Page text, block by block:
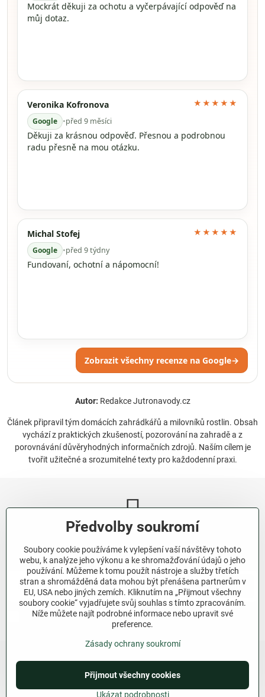
Mockrát děkuji za ochotu a vyčerpávající odpověď na
můj dotaz.
Veronika Kofronova
Google •před 9 měsíci
★★★★★
Děkuji za krásnou odpověď. Přesnou a podrobnou
radu přesně na mou otázku.
Michal Stofej
Google •před 9 týdny
★★★★★
Fundovaní, ochotní a nápomocní!
Zobrazit všechny recenze na Google→
Autor: Redakce Jutronavody.cz
Článek připravil tým domácích zahrádkářů a milovníků rostlin. Obsah
vychází z praktických zkušeností, pozorování na zahradě a z
porovnávání důvěryhodných informačních zdrojů. Naším cílem je
tvořit užitečné a srozumitelné texty pro každodenní praxi.
Newsletter
Odebírat naše novinky:
Odebírat
Chci se přihlásit k odběru novinek e-mailem.
©2026CopyrightPředvolby soukromíZásady ochrany soukromí
Předvolby soukromí
Soubory cookie používáme k vylepšení vaší návštěvy tohoto
webu, k analýze jeho výkonu a ke shromažďování údajů o jeho
používání. Můžeme k tomu použít nástroje a služby třetích
stran a shromážděná data mohou být přenášena partnerům v
EU, USA nebo jiných zemích. Kliknutím na „Přijmout všechny
soubory cookie“ vyjadřujete svůj souhlas s tímto zpracováním.
Níže můžete najít podrobné informace nebo upravit své
preference.
Zásady ochrany soukromí
Ukázat podrobnosti
Přijmout všechny cookies